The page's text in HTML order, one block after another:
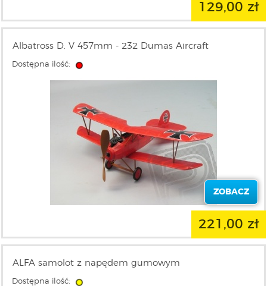
129,00 zł
Albatross D. V 457mm - 232 Dumas Aircraft
Dostępna ilość:
ZOBACZ
221,00 zł
ALFA samolot z napędem gumowym
Dostępna ilość: